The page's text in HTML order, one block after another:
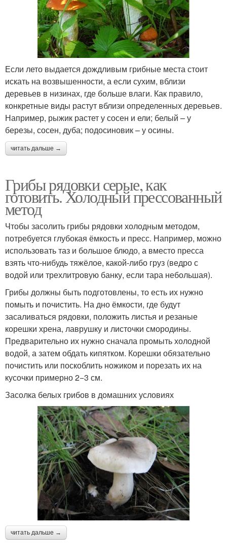
Если лето выдается дождливым грибные места стоит
искать на возвышенности, а если сухим, вблизи
деревьев в низинах, где больше влаги. Как правило,
конкретные виды растут вблизи определенных деревьев.
Например, рыжик растет у сосен и ели; белый – у
березы, сосен, дуба; подосиновик – у осины.
читать дальше →
Грибы рядовки серые, как
готовить. Холодный прессованный
метод
Чтобы засолить грибы рядовки холодным методом,
потребуется глубокая ёмкость и пресс. Например, можно
использовать таз и большое блюдо, а вместо пресса
взять что-нибудь тяжёлое, какой-либо груз (ведро с
водой или трехлитровую банку, если тара небольшая).
Грибы должны быть подготовлены, то есть их нужно
помыть и почистить. На дно ёмкости, где будут
засаливаться рядовки, положить листья и резаные
корешки хрена, лаврушку и листочки смородины.
Предварительно их нужно сначала промыть холодной
водой, а затем обдать кипятком. Корешки обязательно
почистить или поскоблить ножиком и порезать их на
кусочки примерно 2−3 см.
Засолка белых грибов в домашних условиях
читать дальше →